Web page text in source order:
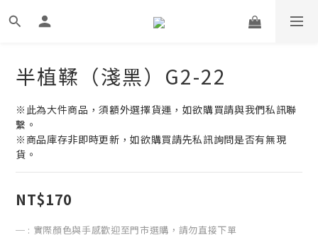
半植鞣（淺黑）G2-22
※此為大件商品，須額外選擇貨運，如欲購買請與我們私訊聯
繫。
※商品庫存非即時更新，如欲購買請先私訊詢問是否有無現
貨。
NT$170
─ : 實際顏色與手感歡迎至門市選購，請勿直接下單